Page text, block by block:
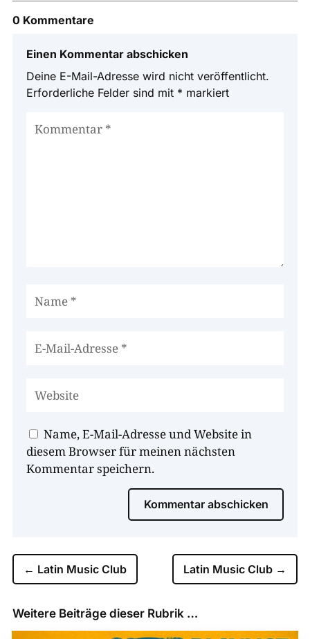
0 Kommentare
Einen Kommentar abschicken
Deine E-Mail-Adresse wird nicht veröffentlicht.
Erforderliche Felder sind mit * markiert
Name, E-Mail-Adresse und Website in
diesem Browser für meinen nächsten
Kommentar speichern.
Kommentar abschicken
← Latin Music Club Latin Music Club →
Weitere Beiträge dieser Rubrik …